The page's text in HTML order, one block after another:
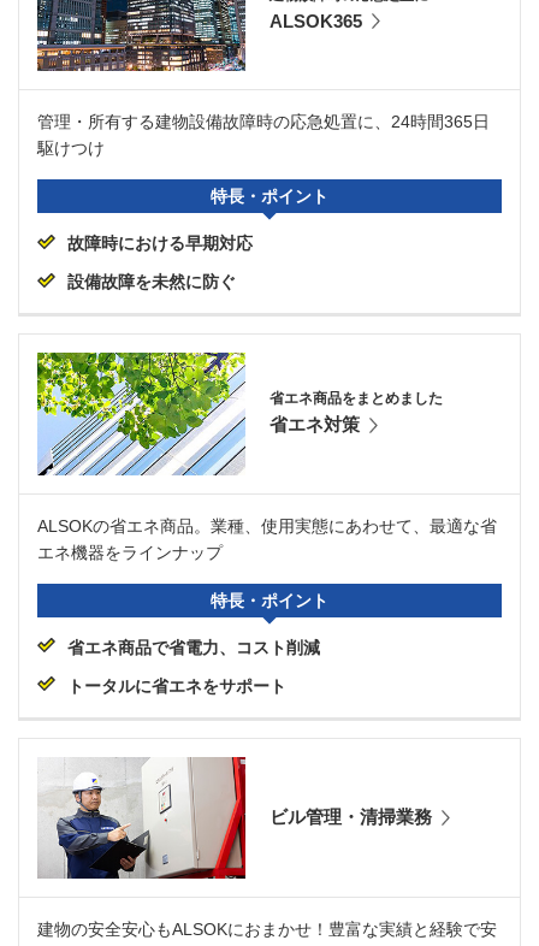
ALSOK365
管理・所有する建物設備故障時の応急処置に、24時間365日
駆けつけ
特長・ポイント
故障時における早期対応
設備故障を未然に防ぐ
省エネ商品をまとめました
省エネ対策
ALSOKの省エネ商品。業種、使用実態にあわせて、最適な省
エネ機器をラインナップ
特長・ポイント
省エネ商品で省電力、コスト削減
トータルに省エネをサポート
ビル管理・清掃業務
建物の安全安心もALSOKにおまかせ！豊富な実績と経験で安